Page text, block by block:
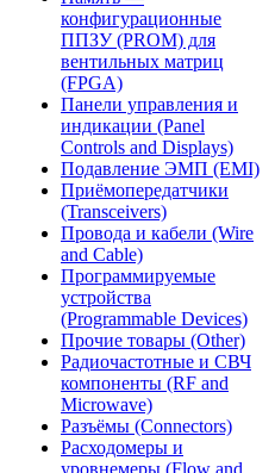
конфигурационные
ППЗУ (PROM) для
вентильных матриц
(FPGA)
Панели управления и
индикации (Panel
Controls and Displays)
Подавление ЭМП (EMI)
Приёмопередатчики
(Transceivers)
Провода и кабели (Wire
and Cable)
Программируемые
устройства
(Programmable Devices)
Прочие товары (Other)
Радиочастотные и СВЧ
компоненты (RF and
Microwave)
Разъёмы (Connectors)
Расходомеры и
уровнемеры (Flow and